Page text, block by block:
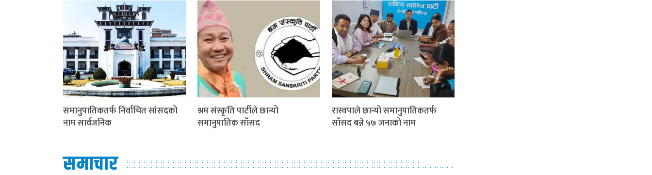
समानुपातिकतर्फ निर्वाचित सांसदको
नाम सार्वजनिक
श्रम संस्कृति पार्टीले छान्यो
समानुपातिक साँसद
रास्वपाले छान्यो समानुपातिकतर्फ
साँसद बन्ने ५७ जनाको नाम
समाचार